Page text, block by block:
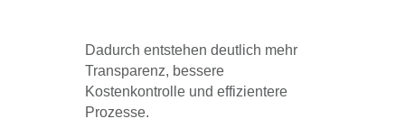
Dadurch entstehen deutlich mehr
Transparenz, bessere
Kostenkontrolle und effizientere
Prozesse.